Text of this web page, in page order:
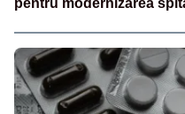
pentru modernizarea